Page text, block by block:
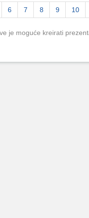
6 7 8 9 10
je moguće kreirati